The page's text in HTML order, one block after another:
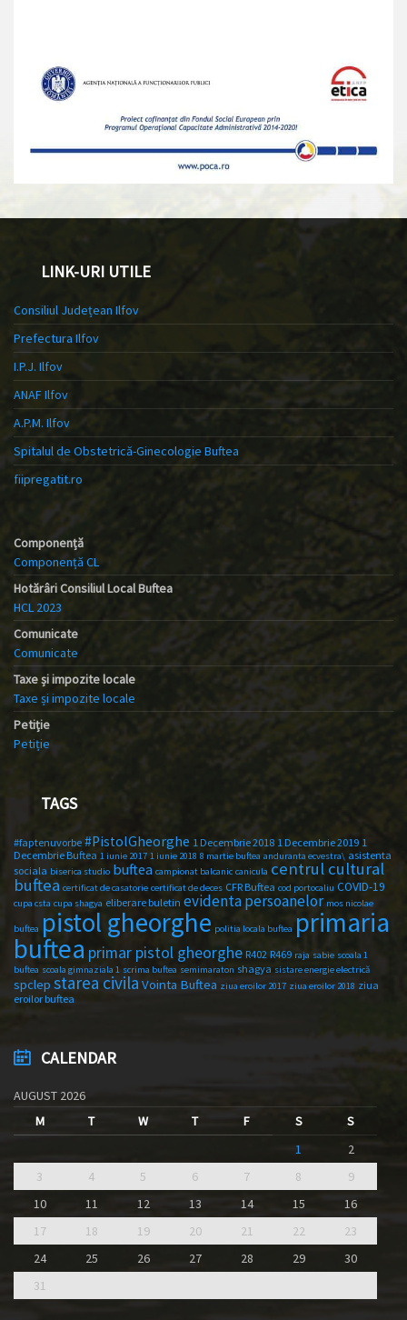
LINK-URI UTILE
Consiliul Județean Ilfov
Prefectura Ilfov
I.P.J. Ilfov
ANAF Ilfov
A.P.M. Ilfov
Spitalul de Obstetrică-Ginecologie Buftea
fiipregatit.ro
Componență
Componență CL
Hotărâri Consiliul Local Buftea
HCL 2023
Comunicate
Comunicate
Taxe și impozite locale
Taxe și impozite locale
Petiție
Petiție
TAGS
#faptenuvorbe #PistolGheorghe 1 Decembrie 2018 1 Decembrie 2019 1
Decembrie Buftea 1 iunie 2017 1 iunie 2018 8 martie buftea anduranta ecvestra\ asistenta
sociala biserica studio buftea campionat balcanic canicula centrul cultural
buftea certificat de casatorie certificat de deces CFR Buftea cod portocaliu COVID-19
cupa csta cupa shagya eliberare buletin evidenta persoanelor mos nicolae
buftea pistol gheorghe politia locala buftea primaria
buftea primar pistol gheorghe R402 R469 raja sabie scoala 1
buftea scoala gimnaziala 1 scrima buftea semimaraton shagya sistare energie electrică
spclep starea civila Vointa Buftea ziua eroilor 2017 ziua eroilor 2018 ziua
eroilor buftea
CALENDAR
AUGUST 2026
M
T W T F S
S
1
2
3
4 5 6 7 8
9
10
11 12 13 14 15
16
17
18 19 20 21 22
23
24
25 26 27 28 29
30
31